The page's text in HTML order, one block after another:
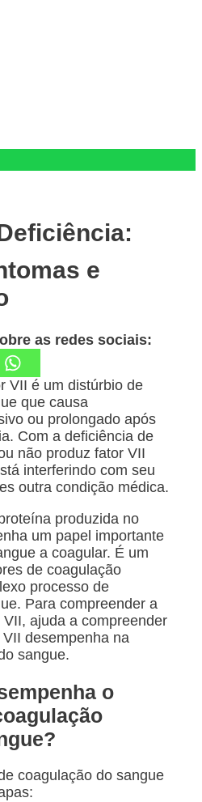
e
as redes sociais:
VII é um distúrbio de
que causa
ou prolongado após
Com a deficiência de
não produz fator VII
interferindo com seu
outra condição médica.
produzida no
um papel importante
a coagular. É um
de coagulação
processo de
Para compreender a
ajuda a compreender
desempenha na
sangue.
o
coagulação do sangue